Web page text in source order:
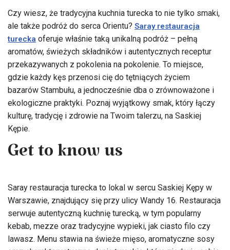
Czy wiesz, że tradycyjna kuchnia turecka to nie tylko smaki,
ale także podróż do serca Orientu? Saray restauracja
turecka oferuje właśnie taką unikalną podróż – pełną
aromatów, świeżych składników i autentycznych receptur
przekazywanych z pokolenia na pokolenie. To miejsce,
gdzie każdy kęs przenosi cię do tętniących życiem
bazarów Stambułu, a jednocześnie dba o zrównoważone i
ekologiczne praktyki. Poznaj wyjątkowy smak, który łączy
kulturę, tradycję i zdrowie na Twoim talerzu, na Saskiej
Kępie.
Get to know us
Saray restauracja turecka to lokal w sercu Saskiej Kępy w
Warszawie, znajdujący się przy ulicy Wandy 16. Restauracja
serwuje autentyczną kuchnię turecką, w tym popularny
kebab, mezze oraz tradycyjne wypieki, jak ciasto filo czy
lawasz. Menu stawia na świeże mięso, aromatyczne sosy